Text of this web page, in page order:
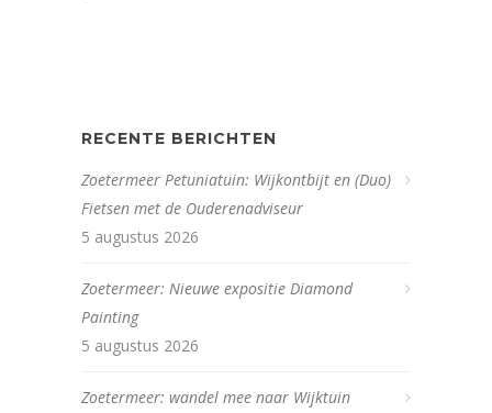
RECENTE BERICHTEN
Zoetermeer Petuniatuin: Wijkontbijt en (Duo)
Fietsen met de Ouderenadviseur
5 augustus 2026
Zoetermeer: Nieuwe expositie Diamond
Painting
5 augustus 2026
Zoetermeer: wandel mee naar Wijktuin